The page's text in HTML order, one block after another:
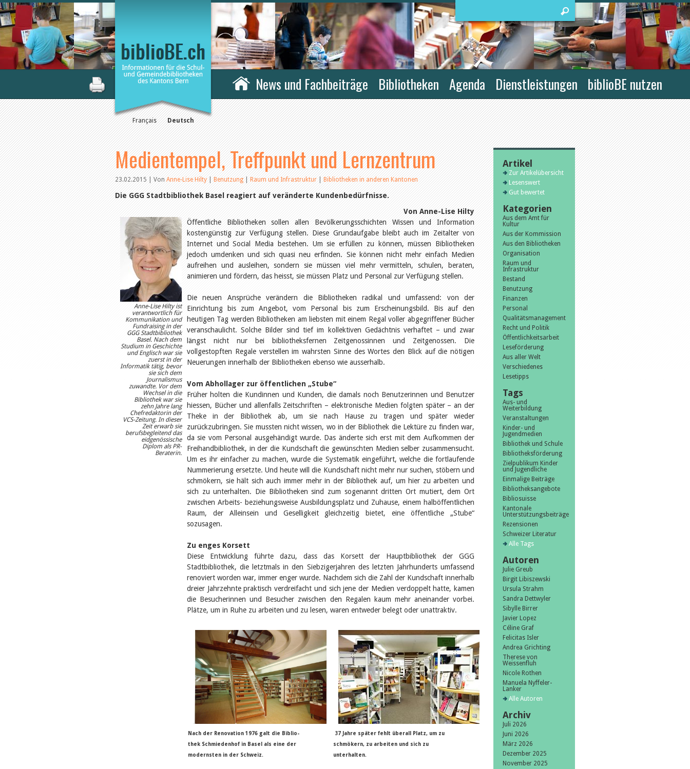
Français Deutsch
News und Fachbeiträge Bibliotheken Agenda Dienstleistungen biblioBE nutzen
Medientempel, Treffpunkt und Lernzentrum
23.02.2015 | VonAnne-Lise Hilty|Benutzung|Raum und Infrastruktur|Bibliotheken in anderen Kantonen
Die GGG Stadtbibliothek Basel reagiert auf veränderte Kundenbedürfnisse.
Von Anne-Lise Hilty
Anne-Lise Hilty ist
verantwortlich für
Kommunikation und
Fundraising in der
GGG Stadtbibliothek
Basel. Nach dem
Studium in Geschichte
und Englisch war sie
zuerst in der
Informatik tätig, bevor
sie sich dem
Journalismus
zuwandte. Vor dem
Wechsel in die
Bibliothek war sie
zehn Jahre lang
Chefredaktorin der
VCS-Zeitung. In dieser
Zeit erwarb sie
berufsbegleitend das
eidgenössische
Diplom als PR-
Beraterin.
Öffentliche Bibliotheken sollen allen Bevölkerungsschichten Wissen und Information
kostengünstig zur Verfügung stellen. Diese Grundaufgabe bleibt auch im Zeitalter von
Internet und Social Media bestehen. Um sie erfüllen zu können, müssen Bibliotheken
jedoch umdenken und sich quasi neu erfinden. Sie können nicht mehr einfach Medien
aufreihen und ausleihen, sondern sie müssen viel mehr vermitteln, schulen, beraten,
animieren und fördern, das heisst, sie müssen Platz und Personal zur Verfügung stellen.
Die neuen Ansprüche verändern die Bibliotheken radikal und umfassend: von der
Einrichtung bis zum Angebot, vom Personal bis zum Erscheinungsbild. Bis auf den
heutigen Tag werden Bibliotheken am liebsten mit einem Regal voller abgegriffener Bücher
veranschaulicht. Solche Bilder sind tief im kollektiven Gedächtnis verhaftet – und zwar
längst nicht nur bei bibliotheksfernen Zeitgenossinnen und Zeitgenossen. Die
vollgestopften Regale verstellen im wahrsten Sinne des Wortes den Blick auf die nötigen
Neuerungen innerhalb der Bibliotheken ebenso wie ausserhalb.
Vom Abhollager zur öffentlichen „Stube“
Früher holten die Kundinnen und Kunden, die damals noch Benutzerinnen und Benutzer
hiessen, Bücher und allenfalls Zeitschriften – elektronische Medien folgten später – an der
Theke in der Bibliothek ab, um sie nach Hause zu tragen und später wieder
zurückzubringen. Sie mussten nicht wissen, wo in der Bibliothek die Lektüre zu finden war,
da sie vom Personal ausgehändigt wurde. Das änderte sich erst mit dem Aufkommen der
Freihandbibliothek, in der die Kundschaft die gewünschten Medien selber zusammensucht.
Um es ihr einfacher zu machen, wurde die Systematik eingeführt, welche die fortlaufende
Nummerierung ersetzte. Und heute will die Kundschaft nicht mehr nur suchen, stöbern und
schmökern, sie hält sich auch immer mehr in der Bibliothek auf, um hier zu arbeiten und
sich zu unterhalten. Die Bibliotheken sind zum sogenannt dritten Ort mutiert, dem Ort
zwischen Arbeits- beziehungsweise Ausbildungsplatz und Zuhause, einem halböffentlichen
Raum, der Alleinsein und Geselligkeit gleichzeitig bietet, eine öffentliche „Stube“
sozusagen.
Zu enges Korsett
Diese Entwicklung führte dazu, dass das Korsett der Hauptbibliothek der GGG
Stadtbibliothek, die letztmals in den Siebzigerjahren des letzten Jahrhunderts umfassend
renoviert worden war, immer enger wurde. Nachdem sich die Zahl der Kundschaft innerhalb
dreier Jahrzehnte praktisch verdreifacht und sich jene der Medien verdoppelt hatte, kamen
die Besucherinnen und Besucher zwischen den Regalen kaum mehr aneinander vorbei.
Plätze, um in Ruhe zu arbeiten und zu lesen, waren entweder belegt oder unattraktiv.
Nach der Renovation 1976 galt die Biblio-
thek Schmiedenhof in Basel als eine der
modernsten in der Schweiz.
37 Jahre später fehlt überall Platz, um zu
schmökern, zu arbeiten und sich zu
unterhalten.
Artikel
Zur Artikelübersicht
Lesenswert
Gut bewertet
Kategorien
Aus dem Amt für
Kultur
Aus der Kommission
Aus den Bibliotheken
Organisation
Raum und
Infrastruktur
Bestand
Benutzung
Finanzen
Personal
Qualitätsmanagement
Recht und Politik
Öffentlichkeitsarbeit
Leseförderung
Aus aller Welt
Verschiedenes
Lesetipps
Tags
Aus- und
Weiterbildung
Veranstaltungen
Kinder- und
Jugendmedien
Bibliothek und Schule
Bibliotheksförderung
Zielpublikum Kinder
und Jugendliche
Einmalige Beiträge
Bibliotheksangebote
Bibliosuisse
Kantonale
Unterstützungsbeiträge
Rezensionen
Schweizer Literatur
Alle Tags
Autoren
Julie Greub
Birgit Libiszewski
Ursula Strahm
Sandra Dettwyler
Sibylle Birrer
Javier Lopez
Céline Graf
Felicitas Isler
Andrea Grichting
Therese von
Weissenfluh
Nicole Rothen
Manuela Nyffeler-
Lanker
Alle Autoren
Archiv
Juli 2026
Juni 2026
März 2026
Dezember 2025
November 2025